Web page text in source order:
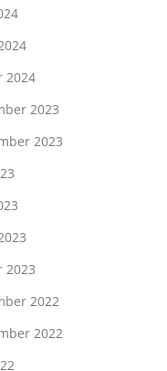
2024
2023
2023
2023
2022
2022